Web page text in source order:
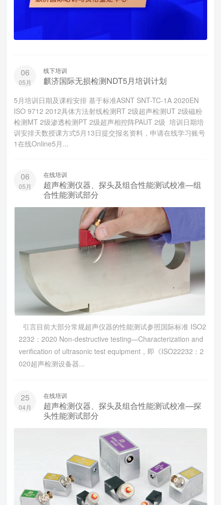
06
05月
线下培训
麒济国际无损检测NDT5月培训计划
5月培训日期及课程安排 基于标准ASNT SNT-TC-1A 2020EN
ISO 9712 2012具体方法射线检测RT 2级超声检测UT 2级磁粉
检测MT 2级渗透检测PT 2级超声相控阵PAUT 2级 培训日期培
训安排天数授课方式5月13日提交报名资料，申请在线学习账号
1在线Online5月...
06
05月
在线培训
超声检测仪器、探头及组合性能测试校准—组
合性能测试部分
引言目前大部分常规超声仪器的性能测试参照国际标准 ISO2
2232：2020 Non-destructive testing—Characterization and
verification of ultrasonic test equipment，即《ISO22232：2
020超声检测设备器...
25
04月
在线培训
超声检测仪器、探头及组合性能测试校准—探
头性能测试部分